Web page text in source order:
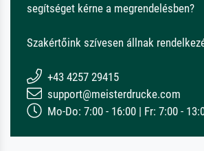
segítséget kérne a megrendelésben?
Szakértőink szívesen állnak
+43 4257 29415
support@meisterdrucke.com
Mo-Do: 7:00 - 16:00 | Fr: 7:00 -